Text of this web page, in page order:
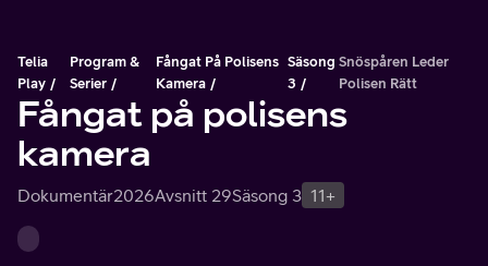
Telia
Play
Program &
Serier
Fångat På Polisens
Kamera
Säsong
3
Snöspåren Leder
Polisen Rätt
Fångat på polisens
kamera
Dokumentär2026Avsnitt 29Säsong 3 11+